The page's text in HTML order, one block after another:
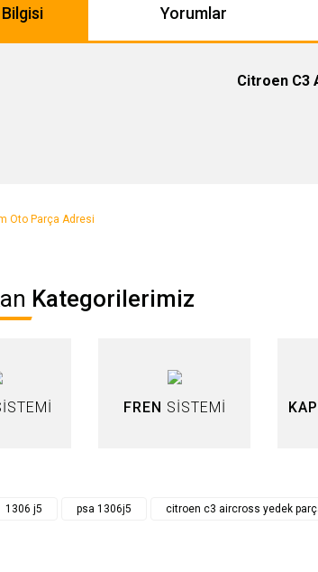
Yorumlar
Citroen C3
resim, ürün açıklamalarında ve diğer konularda
eksik bilgiler bulunuyor.
farklı alternatifler olmalı.
Kategorilerimiz
FREN SİSTEMİ
1306 j5 psa 1306j5 citroen c3 aircross yedek